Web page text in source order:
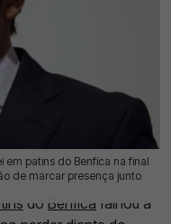
patins do Benfica na final
de marcar presença junto
do Benfica falhou a